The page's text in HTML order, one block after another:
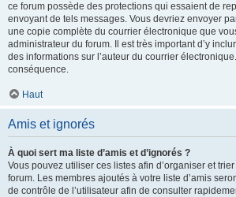
ce forum possède des protections qui essaient de
envoyant de tels messages. Vous devriez envoyer
une copie complète du courrier électronique que
administrateur du forum. Il est très important d’y
des informations sur l’auteur du courrier
conséquence.
Haut
Amis et ignorés
À quoi sert ma liste d’amis et d’ignorés ?
Vous pouvez utiliser ces listes afin d’organiser et
forum. Les membres ajoutés à votre liste d’amis
de contrôle de l’utilisateur afin de consulter